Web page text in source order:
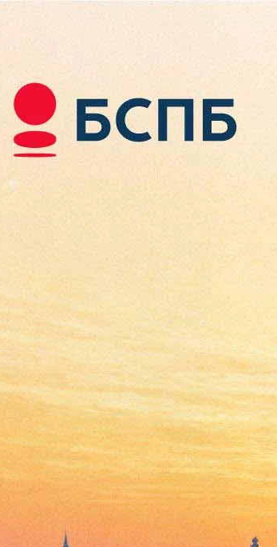
«частных
Bohren Und Der Club Of Gore, известные